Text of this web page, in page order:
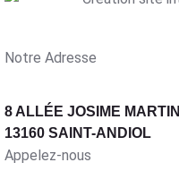
Notre Adresse
8 ALLÉE JOSIME MARTIN
13160 SAINT-ANDIOL
Appelez-nous